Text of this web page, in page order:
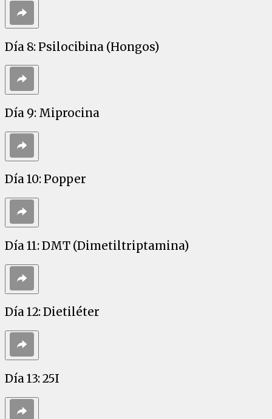
Día 8: Psilocibina (Hongos)
Día 9: Miprocina
Día 10: Popper
Día 11: DMT (Dimetiltriptamina)
Día 12: Dietiléter
Día 13: 25I